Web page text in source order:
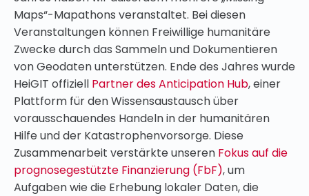
Maps“-Mapathons veranstaltet. Bei diesen
Veranstaltungen können Freiwillige humanitäre
Zwecke durch das Sammeln und Dokumentieren
von Geodaten unterstützen. Ende des Jahres wurde
HeiGIT offiziell Partner des Anticipation Hub, einer
Plattform für den Wissensaustausch über
vorausschauendes Handeln in der humanitären
Hilfe und der Katastrophenvorsorge. Diese
Zusammenarbeit verstärkte unseren Fokus auf die
prognosegestützte Finanzierung (FbF), um
Aufgaben wie die Erhebung lokaler Daten, die